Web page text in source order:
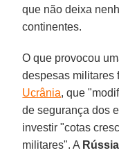
que não deixa
continentes.
O que provocou
despesas militares
Ucrânia, que
de segurança dos
investir "cotas
militares". A Rússia